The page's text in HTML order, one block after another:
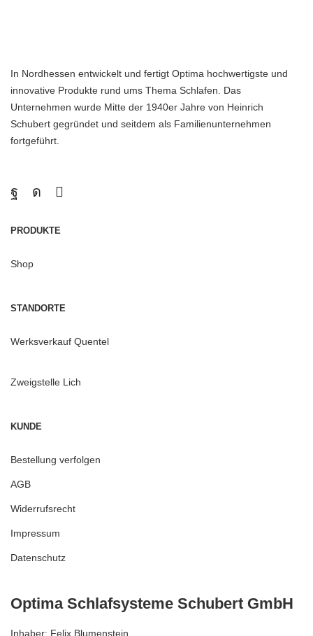
In Nordhessen entwickelt und fertigt Optima hochwertigste und
innovative Produkte rund ums Thema Schlafen. Das
Unternehmen wurde Mitte der 1940er Jahre von Heinrich
Schubert gegründet und seitdem als Familienunternehmen
fortgeführt.
PRODUKTE
Shop
STANDORTE
Werksverkauf Quentel
Zweigstelle Lich
KUNDE
Bestellung verfolgen
AGB
Widerrufsrecht
Impressum
Datenschutz
Optima Schlafsysteme Schubert GmbH
Inhaber: Felix Blumenstein